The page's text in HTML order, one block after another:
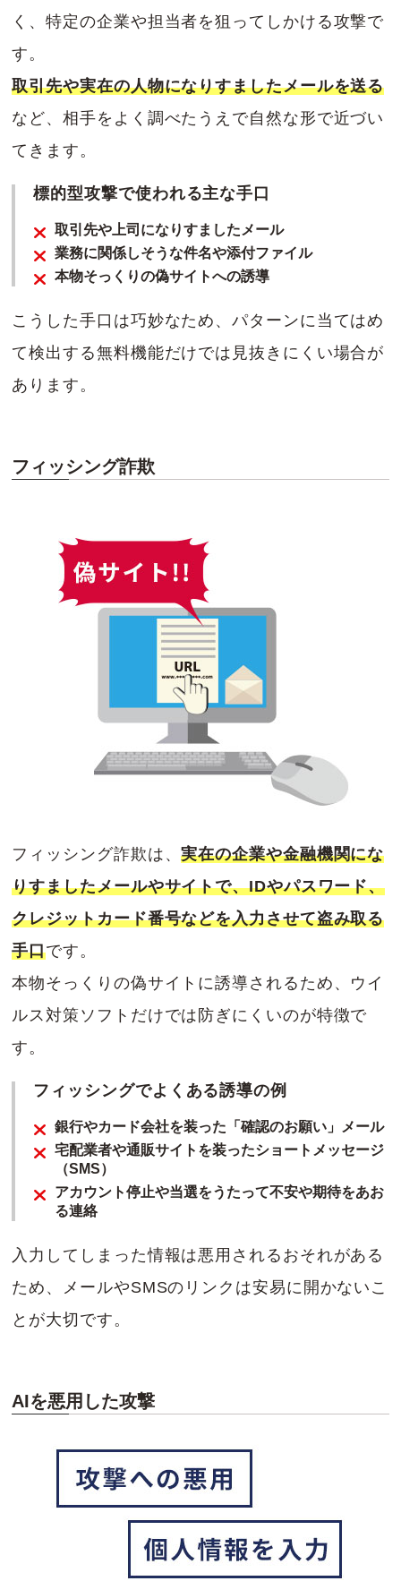
く、特定の企業や担当者を狙ってしかける攻撃で
す。
取引先や実在の人物になりすましたメールを送る
など、相手をよく調べたうえで自然な形で近づい
てきます。
標的型攻撃で使われる主な手口
取引先や上司になりすましたメール
業務に関係しそうな件名や添付ファイル
本物そっくりの偽サイトへの誘導
こうした手口は巧妙なため、パターンに当てはめ
て検出する無料機能だけでは見抜きにくい場合が
あります。
フィッシング詐欺
フィッシング詐欺は、実在の企業や金融機関にな
りすましたメールやサイトで、IDやパスワード、
クレジットカード番号などを入力させて盗み取る
手口です。
本物そっくりの偽サイトに誘導されるため、ウイ
ルス対策ソフトだけでは防ぎにくいのが特徴で
す。
フィッシングでよくある誘導の例
銀行やカード会社を装った「確認のお願い」メール
宅配業者や通販サイトを装ったショートメッセージ
（SMS）
アカウント停止や当選をうたって不安や期待をあお
る連絡
入力してしまった情報は悪用されるおそれがある
ため、メールやSMSのリンクは安易に開かないこ
とが大切です。
AIを悪用した攻撃